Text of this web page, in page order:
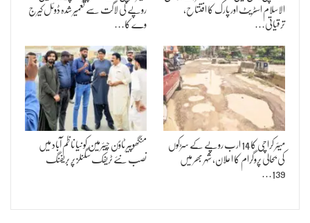
الاسلام اسٹریٹ اور پارک کا افتتاح،
ترقیاتی…
روپے کی لاگت سے تعمیر شدہ ڈوئل کیرج
وے کا…
میئر کراچی کا 14 ارب روپے کے سڑکوں
کی بحالی پروگرام کا اعلان، شہر بھر میں
139…
منگھوپیر ٹاؤن چیئرمین کو نیا ناظم آباد میں
نصب نئے ٹریفک سگنلز پر بریفنگ